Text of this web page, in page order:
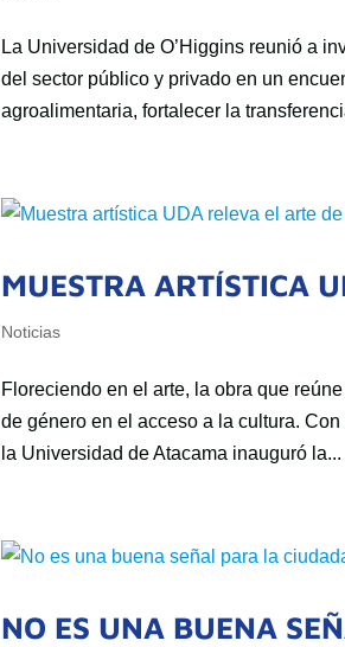
La Universidad de O’Higgins reunió a
del sector público y privado en un
agroalimentaria, fortalecer la
MUESTRA ARTÍSTICA
Noticias
Floreciendo en el arte, la obra que
de género en el acceso a la cultura.
la Universidad de Atacama inauguró la...
NO ES UNA BUENA